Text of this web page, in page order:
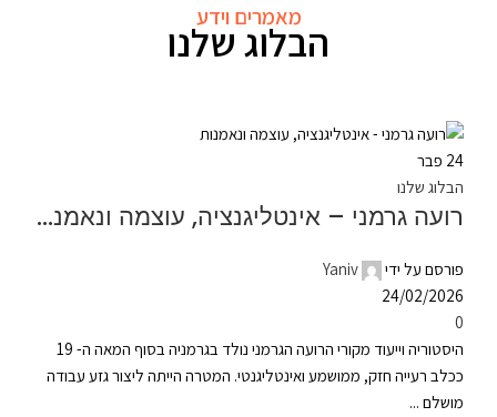
מאמרים וידע
הבלוג שלנו
24 פבר
הבלוג שלנו
רועה גרמני – אינטליגנציה, עוצמה ונאמנות
פורסם על ידי
Yaniv
24/02/2026
0
היסטוריה וייעוד מקורי הרועה הגרמני נולד בגרמניה בסוף המאה ה- 19
ככלב רעייה חזק, ממושמע ואינטליגנטי. המטרה הייתה ליצור גזע עבודה
מושלם ...